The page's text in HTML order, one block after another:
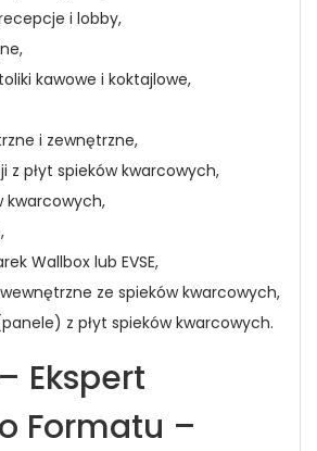
i lobby,
kawowe i koktajlowe,
i zewnętrzne,
z płyt spieków kwarcowych,
kwarcowych,
Wallbox lub EVSE,
ze spieków kwarcowych,
z płyt spieków kwarcowych.
Ekspert
Formatu –